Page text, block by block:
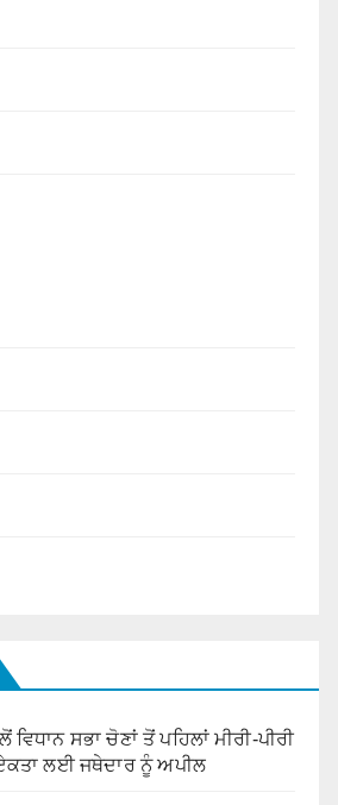
ਸਭਾ ਚੋਣਾਂ ਤੋਂ ਪਹਿਲਾਂ ਮੀਰੀ-ਪੀਰੀ
ਲਈ ਜਥੇਦਾਰ ਨੂੰ ਅਪੀਲ